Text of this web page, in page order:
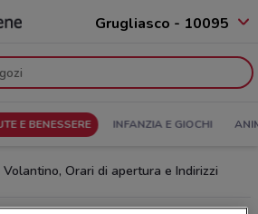
Grugliasco - 10095
E BENESSERE INFANZIA E GIOCHI
Orari di apertura e Indirizzi